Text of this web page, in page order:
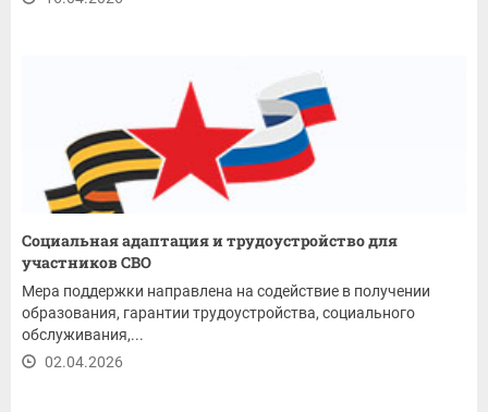
Социальная адаптация и трудоустройство для
участников СВО
Мера поддержки направлена на содействие в получении
образования, гарантии трудоустройства, социального
обслуживания,...
02.04.2026